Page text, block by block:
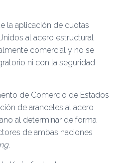
la aplicación de cuotas
al acero estructural
comercial y no se
ni con la seguridad
de Comercio de Estados
de aranceles al acero
al determinar de forma
de ambas naciones
.